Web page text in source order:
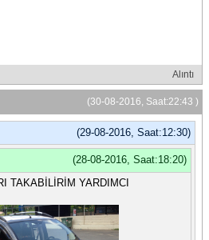
Alıntı
(30-08-2016, Saat:22:43 )
(29-08-2016, Saat:12:30)
(28-08-2016, Saat:18:20)
TAKABİLİRİM YARDIMCI